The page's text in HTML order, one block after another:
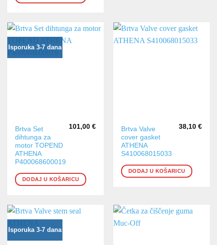
Isporuka 3-7 dana
Brtva Set
dihtunga za
motor TOPEND
ATHENA
P400068600019
101,00 €
DODAJ U KOŠARICU
Brtva Valve
cover gasket
ATHENA
S410068015033
38,10 €
DODAJ U KOŠARICU
Isporuka 3-7 dana